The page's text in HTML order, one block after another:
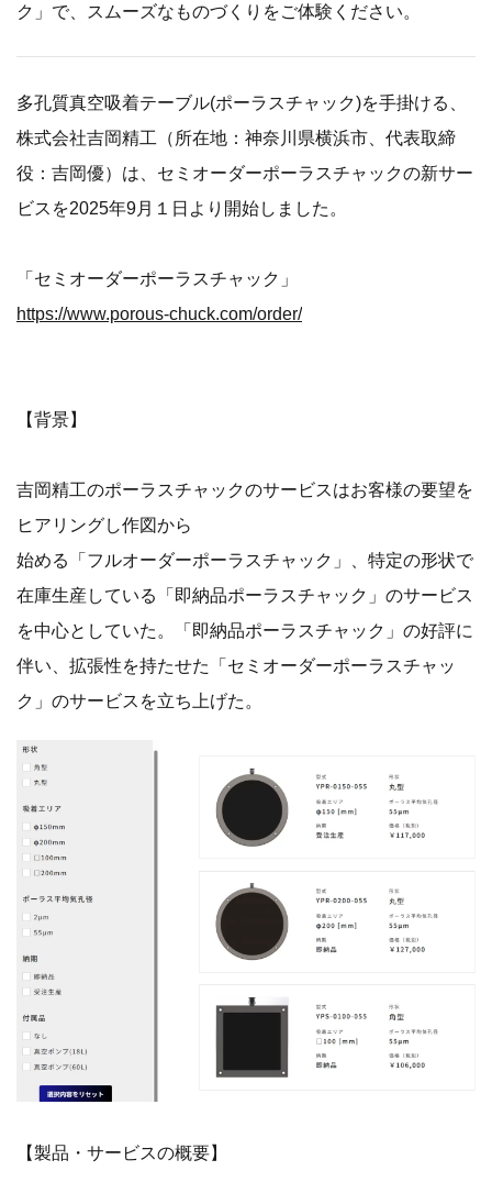
ク」で、スムーズなものづくりをご体験ください。
多孔質真空吸着テーブル(ポーラスチャック)を手掛ける、
株式会社吉岡精工（所在地：神奈川県横浜市、代表取締
役：吉岡優）は、セミオーダーポーラスチャックの新サー
ビスを2025年9月１日より開始しました。
「セミオーダーポーラスチャック」
https://www.porous-chuck.com/order/
【背景】
吉岡精工のポーラスチャックのサービスはお客様の要望を
ヒアリングし作図から
始める「フルオーダーポーラスチャック」、特定の形状で
在庫生産している「即納品ポーラスチャック」のサービス
を中心としていた。「即納品ポーラスチャック」の好評に
伴い、拡張性を持たせた「セミオーダーポーラスチャッ
ク」のサービスを立ち上げた。
【製品・サービスの概要】